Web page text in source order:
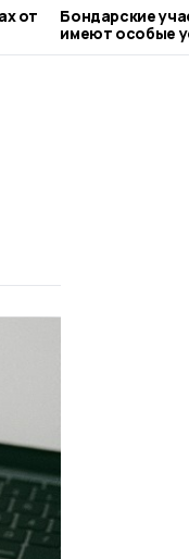
Бондарские
имеют особые
соцконтракта